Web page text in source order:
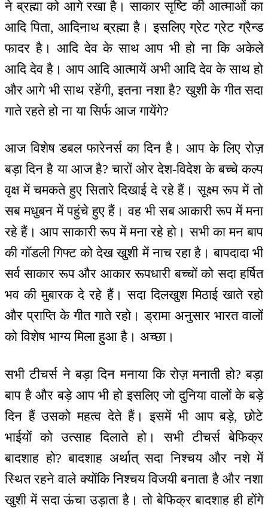
ने ब्रह्मा को आगे रखा है। साकार सृष्टि की आत्माओं का
आदि पिता, आदिनाथ ब्रह्मा है। इसलिए ग्रेट ग्रेट ग्रैन्ड
फादर है। आदि देव के साथ आप भी हो ना कि अकेले
आदि देव है। आप आदि आत्मायें अभी आदि देव के साथ हो
और आगे भी साथ रहेंगी, इतना नशा है? खुशी के गीत सदा
गाते रहते हो ना या सिर्फ आज गायेंगे?
आज विशेष डबल फारेनर्स का दिन है। आप के लिए रोज़
बड़ा दिन है या आज है? चारों ओर देश-विदेश के बच्चे कल्प
वृक्ष में चमकते हुए सितारे दिखाई दे रहे हैं। सूक्ष्म रूप में तो
सब मधुबन में पहुंचे हुए हैं। वह भी सब आकारी रूप में मना
रहे हैं। आप साकारी रूप में मना रहे हो। सभी का मन बाप
की गॉडली गिफ्ट को देख खुशी में नाच रहा है। बापदादा भी
सर्व साकार रूप और आकार रूपधारी बच्चों को सदा हर्षित
भव की मुबारक दे रहे हैं। सदा दिलखुश मिठाई खाते रहो
और प्राप्ति के गीत गाते रहो। ड्रामा अनुसार भारत वालों
को विशेष भाग्य मिला हुआ है। अच्छा।
सभी टीचर्स ने बड़ा दिन मनाया कि रोज़ मनाती हो? बड़ा
बाप है और बड़े आप भी हो इसलिए जो दुनिया वालों के बड़े
दिन हैं उसको महत्व देते हैं। इसमें भी आप बड़े, छोटे
भाईयों को उत्साह दिलाते हो। सभी टीचर्स बेफिक्र
बादशाह हो? बादशाह अर्थात् सदा निश्चय और नशे में
स्थित रहने वाले क्योंकि निश्चय विजयी बनाता है और नशा
खुशी में सदा ऊंचा उड़ाता है। तो बेफिक्र बादशाह ही होंगे